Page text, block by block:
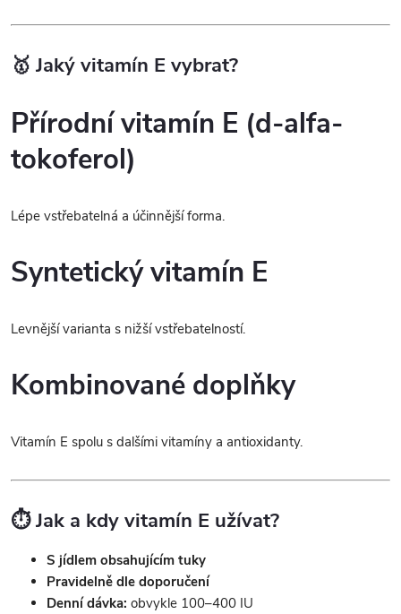
p
i
u
🥇 Jaký vitamín E vybrat?
Přírodní vitamín E (d-alfa-
tokoferol)
Lépe vstřebatelná a účinnější forma.
Syntetický vitamín E
Levnější varianta s nižší vstřebatelností.
Kombinované doplňky
Vitamín E spolu s dalšími vitamíny a antioxidanty.
⏱️ Jak a kdy vitamín E užívat?
S jídlem obsahujícím tuky
Pravidelně dle doporučení
Denní dávka: obvykle 100–400 IU